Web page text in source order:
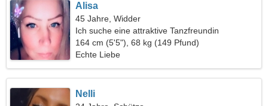
Alisa
45 Jahre, Widder
Ich suche eine attraktive Tanzfreundin
164 cm (5'5"), 68 kg (149 Pfund)
Echte Liebe
Nelli